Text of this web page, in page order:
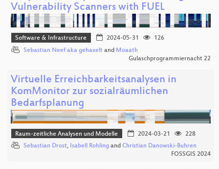
Vulnerability Scanners with FUEL
Software & Infrastructure 2024-05-31
126
Sebastian Neef aka gehaxelt and Moaath
Gulaschprogrammiernacht 22
Virtuelle Erreichbarkeitsanalysen in
KomMonitor zur sozialräumlichen
Bedarfsplanung
Raum-zeitliche Analysen und Modelle 2024-03-21
228
Sebastian Drost, Isabell Rohling and Christian Danowski-Buhren
FOSSGIS 2024